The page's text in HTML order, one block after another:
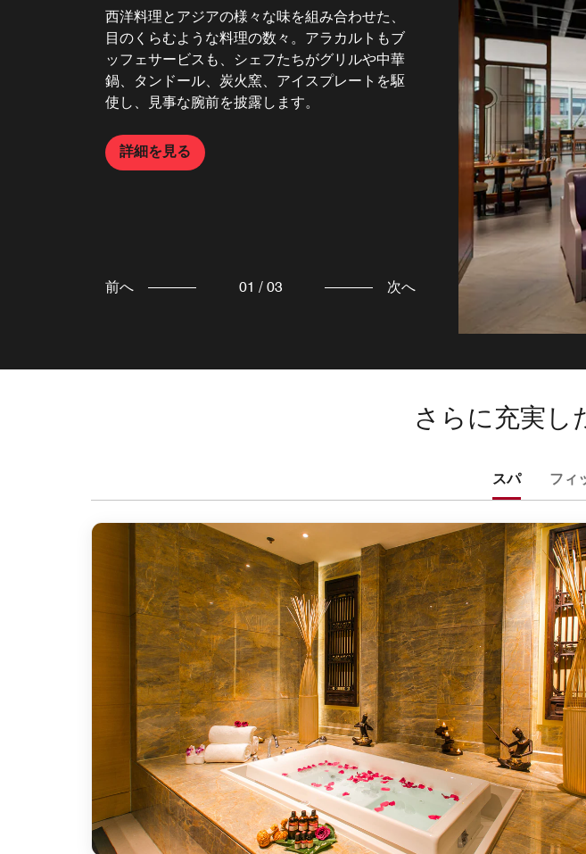
西洋料理とアジアの様々な味を組み合わせた、
目のくらむような料理の数々。アラカルトもブ
ッフェサービスも、シェフたちがグリルや中華
鍋、タンドール、炭火窯、アイスプレートを駆
使し、見事な腕前を披露します。
詳細を見る
きらめく水のオブジェと何百ものシャンデリア
が織りなす光と影が荘厳な雰囲気を醸し出す、
ホテル6階のアトリウム「Winter Garden」は、
午後のお茶やカクテルを楽しむのにぴったりで
す。
詳細を見る
風デザインのレストランは、最大20名様がご利
用できる1室を含め、10室の個室を備えていま
す。全室に42インチの液晶テレビと独立したお
化粧室を完備しています。
前へ 01 / 03 次へ
さらに充実し
スパ フィ